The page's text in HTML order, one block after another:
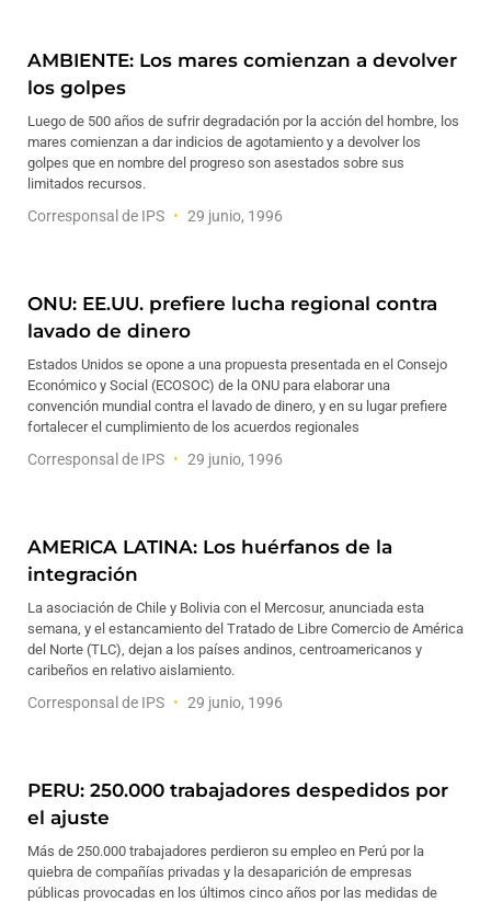
AMBIENTE: Los mares comienzan a devolver
los golpes
Luego de 500 años de sufrir degradación por la acción del hombre, los
mares comienzan a dar indicios de agotamiento y a devolver los
golpes que en nombre del progreso son asestados sobre sus
limitados recursos.
Corresponsal de IPS 29 junio, 1996
ONU: EE.UU. prefiere lucha regional contra
lavado de dinero
Estados Unidos se opone a una propuesta presentada en el Consejo
Económico y Social (ECOSOC) de la ONU para elaborar una
convención mundial contra el lavado de dinero, y en su lugar prefiere
fortalecer el cumplimiento de los acuerdos regionales
Corresponsal de IPS 29 junio, 1996
AMERICA LATINA: Los huérfanos de la
integración
La asociación de Chile y Bolivia con el Mercosur, anunciada esta
semana, y el estancamiento del Tratado de Libre Comercio de América
del Norte (TLC), dejan a los países andinos, centroamericanos y
caribeños en relativo aislamiento.
Corresponsal de IPS 29 junio, 1996
PERU: 250.000 trabajadores despedidos por
el ajuste
Más de 250.000 trabajadores perdieron su empleo en Perú por la
quiebra de compañías privadas y la desaparición de empresas
públicas provocadas en los últimos cinco años por las medidas de